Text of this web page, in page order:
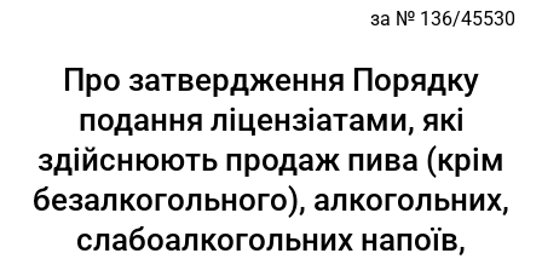
за № 136/45530
Про затвердження Порядку
подання ліцензіатами, які
здійснюють продаж пива (крім
безалкогольного), алкогольних,
слабоалкогольних напоїв,